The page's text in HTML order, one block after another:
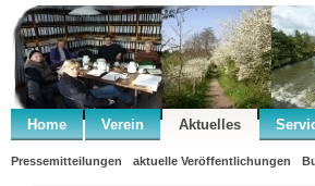
Home Verein Aktuelles
Pressemitteilungen aktuelle Veröffentlichungen